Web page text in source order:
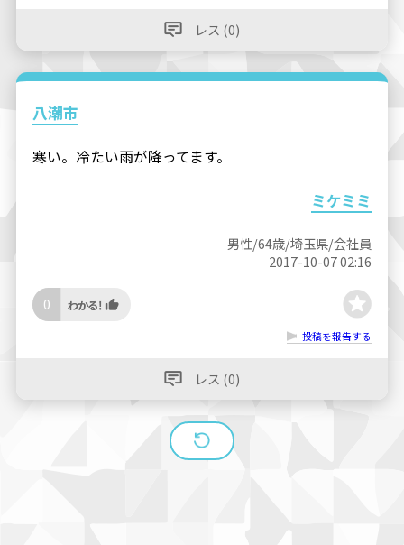
レス (0)
八潮市
寒い。冷たい雨が降ってます。
ミケミミ
男性/64歳/埼玉県/会社員
2017-10-07 02:16
0
投稿を報告する
レス (0)